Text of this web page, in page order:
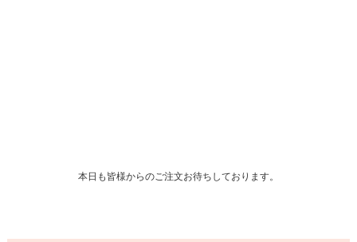
本日も皆様からのご注文お待ちしております。